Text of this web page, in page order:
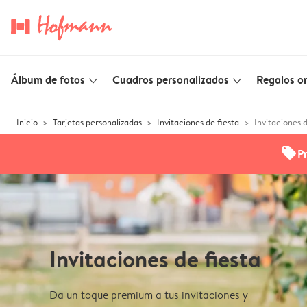
Álbum de fotos slim_arrow_down Cuadros personalizados slim_arrow_down Regalos
Inicio Tarjetas personalizadas Invitaciones de fiesta Invitaciones
offers
Invitaciones de fiesta
Da un toque premium a tus invitaciones y